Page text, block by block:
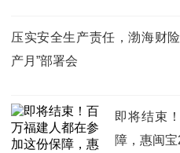
压实安全生产责任，渤海财
产月”部署会
即将结束
障，惠闽